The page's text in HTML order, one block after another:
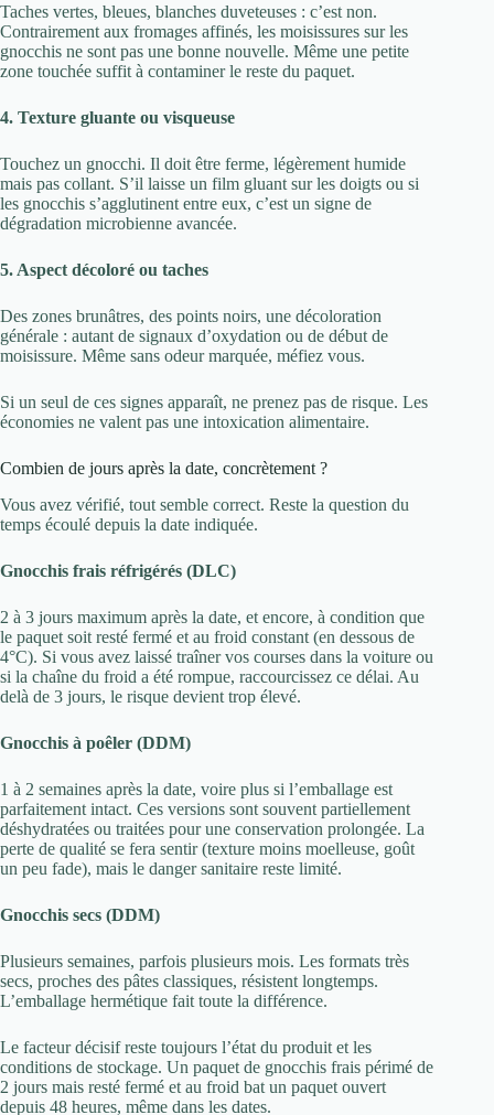
Taches vertes, bleues, blanches duveteuses : c’est non.
Contrairement aux fromages affinés, les moisissures sur les
gnocchis ne sont pas une bonne nouvelle. Même une petite
zone touchée suffit à contaminer le reste du paquet.
4. Texture gluante ou visqueuse
Touchez un gnocchi. Il doit être ferme, légèrement humide
mais pas collant. S’il laisse un film gluant sur les doigts ou si
les gnocchis s’agglutinent entre eux, c’est un signe de
dégradation microbienne avancée.
5. Aspect décoloré ou taches
Des zones brunâtres, des points noirs, une décoloration
générale : autant de signaux d’oxydation ou de début de
moisissure. Même sans odeur marquée, méfiez vous.
Si un seul de ces signes apparaît, ne prenez pas de risque. Les
économies ne valent pas une intoxication alimentaire.
Combien de jours après la date, concrètement ?
Vous avez vérifié, tout semble correct. Reste la question du
temps écoulé depuis la date indiquée.
Gnocchis frais réfrigérés (DLC)
2 à 3 jours maximum après la date, et encore, à condition que
le paquet soit resté fermé et au froid constant (en dessous de
4°C). Si vous avez laissé traîner vos courses dans la voiture ou
si la chaîne du froid a été rompue, raccourcissez ce délai. Au
delà de 3 jours, le risque devient trop élevé.
Gnocchis à poêler (DDM)
1 à 2 semaines après la date, voire plus si l’emballage est
parfaitement intact. Ces versions sont souvent partiellement
déshydratées ou traitées pour une conservation prolongée. La
perte de qualité se fera sentir (texture moins moelleuse, goût
un peu fade), mais le danger sanitaire reste limité.
Gnocchis secs (DDM)
Plusieurs semaines, parfois plusieurs mois. Les formats très
secs, proches des pâtes classiques, résistent longtemps.
L’emballage hermétique fait toute la différence.
Le facteur décisif reste toujours l’état du produit et les
conditions de stockage. Un paquet de gnocchis frais périmé de
2 jours mais resté fermé et au froid bat un paquet ouvert
depuis 48 heures, même dans les dates.